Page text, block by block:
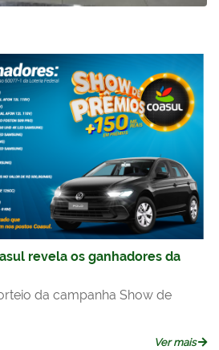
revela os ganhadores da
da campanha Show de
Ver mais